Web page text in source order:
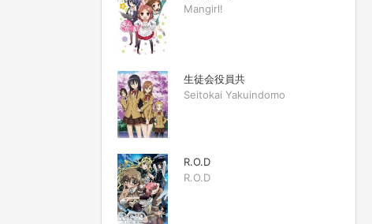
Mangirl!
生徒会役員共
Seitokai Yakuindomo
R.O.D
R.O.D